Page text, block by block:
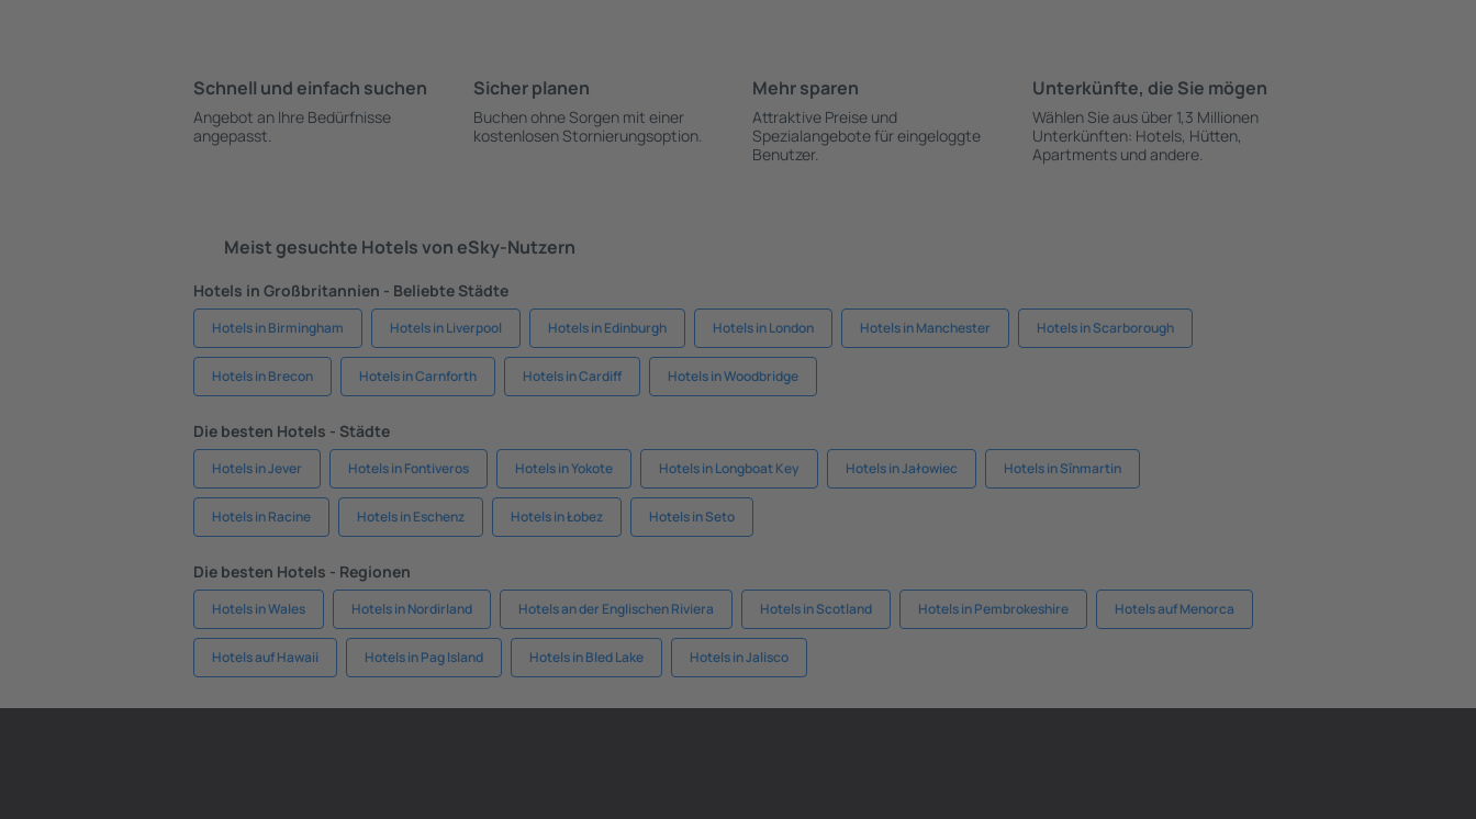
Schnell und einfach suchen
Angebot an Ihre Bedürfnisse
angepasst.
Sicher planen
Buchen ohne Sorgen mit einer
kostenlosen Stornierungsoption.
Mehr sparen
Attraktive Preise und
Spezialangebote für eingeloggte
Benutzer.
Unterkünfte, die Sie mögen
Wählen Sie aus über 1,3 Millionen
Unterkünften: Hotels, Hütten,
Apartments und andere.
Meist gesuchte Hotels von eSky-Nutzern
Hotels in Großbritannien - Beliebte Städte
Hotels in Birmingham Hotels in Liverpool Hotels in Edinburgh Hotels in London Hotels in Manchester Hotels in Scarborough
Hotels in Brecon Hotels in Carnforth Hotels in Cardiff Hotels in Woodbridge
Die besten Hotels - Städte
Hotels in Jever Hotels in Fontiveros Hotels in Yokote Hotels in Longboat Key Hotels in Jałowiec Hotels in Sînmartin
Hotels in Racine Hotels in Eschenz Hotels in Łobez Hotels in Seto
Die besten Hotels - Regionen
Hotels in Wales Hotels in Nordirland Hotels an der Englischen Riviera Hotels in Scotland Hotels in Pembrokeshire Hotels auf Menorca
Hotels auf Hawaii Hotels in Pag Island Hotels in Bled Lake Hotels in Jalisco